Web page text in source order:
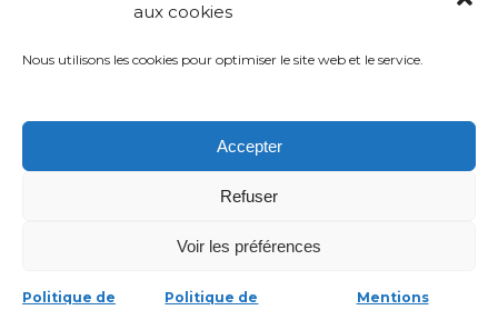
aux cookies
Nous utilisons les cookies pour optimiser le site web et le service.
Accepter
Refuser
Voir les préférences
Politique de
Politique de
Mentions
Rejoignez la communauté Slow Rando
Mentions légales-Politique de